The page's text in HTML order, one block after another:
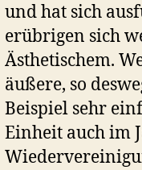
und hat sich
erübrigen sich
Ästhetischem.
äußere, so
Beispiel sehr
Einheit auch im